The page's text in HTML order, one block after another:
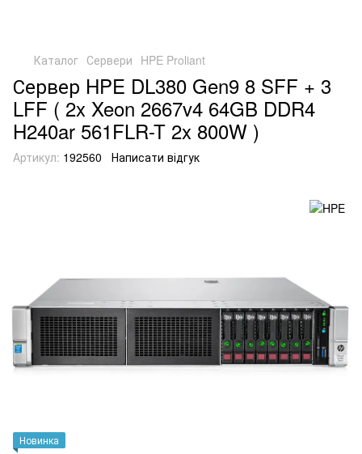
Каталог Сервери HPE Proliant
Сервер HPE DL380 Gen9 8 SFF + 3
LFF ( 2x Xeon 2667v4 64GB DDR4
H240ar 561FLR-T 2x 800W )
Артикул: 192560 Написати відгук
Новинка